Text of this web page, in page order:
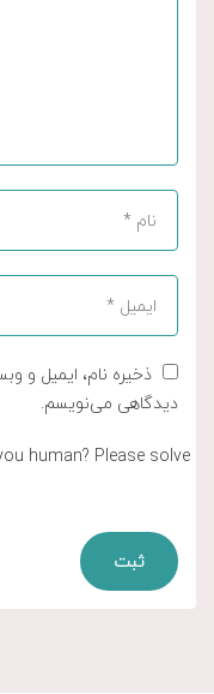
ذخیره نام، ایمیل و
دیدگاهی می‌نویسم.
human? Please solve: